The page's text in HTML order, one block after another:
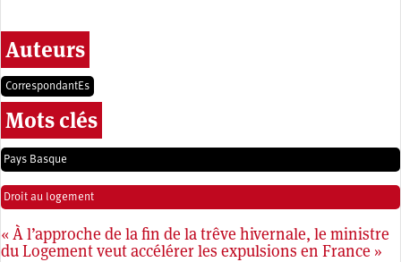
Auteurs
CorrespondantEs
Mots clés
Pays Basque
Droit au logement
« À l’approche de la fin de la trêve hivernale, le ministre
du Logement veut accélérer les expulsions en France »